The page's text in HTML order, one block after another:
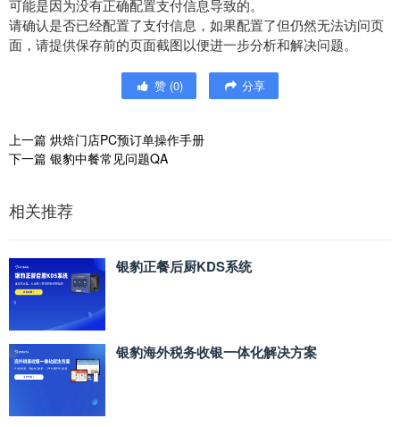
可能是因为没有正确配置支付信息导致的。
请确认是否已经配置了支付信息，如果配置了但仍然无法访问页
面，请提供保存前的页面截图以便进一步分析和解决问题。
赞 (0) 分享
上一篇 烘焙门店PC预订单操作手册
下一篇 银豹中餐常见问题QA
相关推荐
银豹正餐后厨KDS系统
银豹海外税务收银一体化解决方案